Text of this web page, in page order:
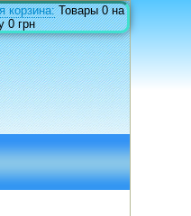
корзина:Товары0на
0 грн